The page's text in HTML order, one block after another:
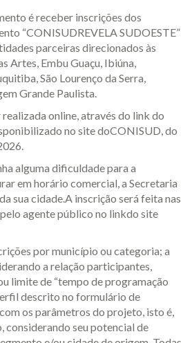
é receber inscrições dos
“CONISUDREVELA SUDOESTE”
parceiras direcionados às
Artes, Embu Guaçu, Ibiúna,
São Lourenço da Serra,
Grande Paulista.
online, através do link do
no site doCONISUD, do
alguma dificuldade para a
em horário comercial, a Secretaria
sua cidade.A inscrição será feita nas
agente público no linkdo site
por município ou categoria; a
a relação participantes,
limite de “tempo de programação
descrito no formulário de
os parâmetros do projeto, isto é,
considerando seu potencial de